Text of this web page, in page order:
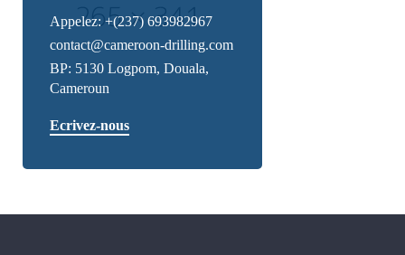
Appelez: +(237) 693982967
contact@cameroon-drilling.com
BP: 5130 Logpom, Douala,
Cameroun
Ecrivez-nous